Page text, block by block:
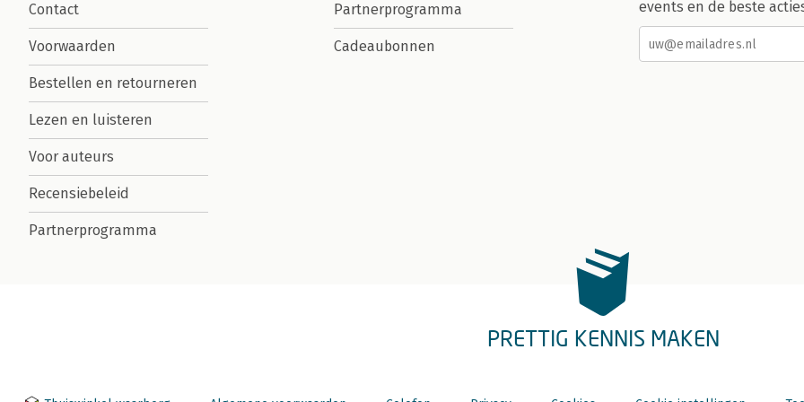
Contact
Voorwaarden
Bestellen en retourneren
Lezen en luisteren
Voor auteurs
Recensiebeleid
Partnerprogramma
Partnerprogramma
Cadeaubonnen
events en de beste
PRETTIG KENNIS MAKEN